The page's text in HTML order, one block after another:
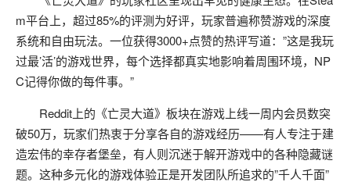
m平台上，超过85%的评测为好评，玩家普遍称赞游戏的深度
系统和自由玩法。一位获得3000+点赞的热评写道：”这是我玩
过最’活’的游戏世界，每个选择都真实地影响着周围环境，NP
C记得你做的每件事。”
Reddit上的《亡灵大道》板块在游戏上线一周内会员数突
破50万，玩家们热衷于分享各自的游戏经历——有人专注于建
造宏伟的幸存者堡垒，有人则沉迷于解开游戏中的各种隐藏谜
题。这种多元化的游戏体验正是开发团队所追求的”千人千面”